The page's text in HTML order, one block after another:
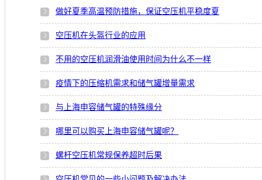
做好夏季高温预防措施，保证空压机平稳度夏
空压机在头盔行业的应用
不用的空压机润滑油使用时间为什么不一样
疫情下的压缩机需求和储气罐增量需求
与上海申容储气罐的特殊缘分
哪里可以购买上海申容储气罐呢？
螺杆空压机常规保养超时后果